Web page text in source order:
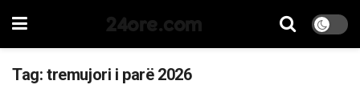
24ore.com
Tag: tremujori i parë 2026